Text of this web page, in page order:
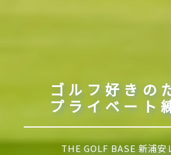
ゴルフ好きの
プライベート
THE GOLF BASE 新浦安